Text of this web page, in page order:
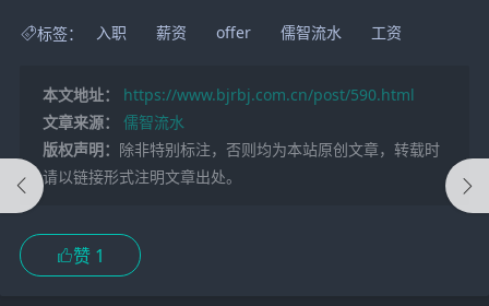
标签： 入职 薪资 offer 儒智流水 工资
本文地址：
https://www.bjrbj.com.cn/post/590.html
文章来源：
儒智流水
版权声明： 除非特别标注，否则均为本站原创文章，转载时
请以链接形式注明文章出处。
赞 1